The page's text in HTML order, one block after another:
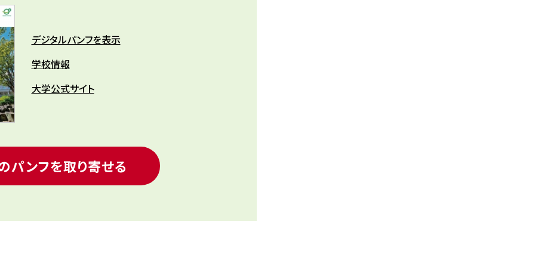
デジタルパンフを表示
学校情報
大学公式サイト
パンフを取り寄せる